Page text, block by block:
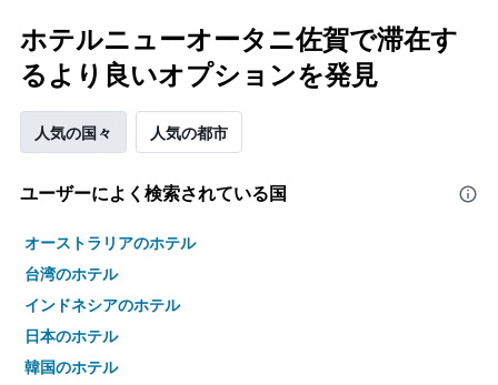
ホテルニューオータニ佐賀で滞在す
るより良いオプションを発見
人気の国々 人気の都市
ユーザーによく検索されている国
オーストラリアのホテル
台湾のホテル
インドネシアのホテル
日本のホテル
韓国のホテル